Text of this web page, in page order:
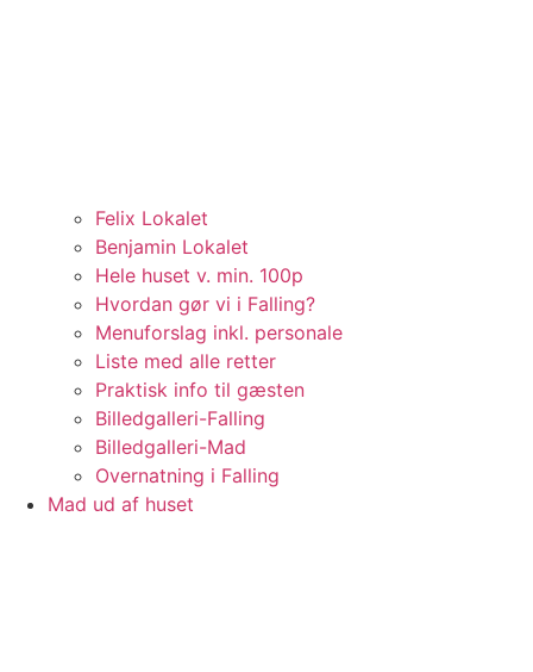
Felix Lokalet
Benjamin Lokalet
Hele huset v. min. 100p
Hvordan gør vi i Falling?
Menuforslag inkl. personale
Liste med alle retter
Praktisk info til gæsten
Billedgalleri-Falling
Billedgalleri-Mad
Overnatning i Falling
Mad ud af huset